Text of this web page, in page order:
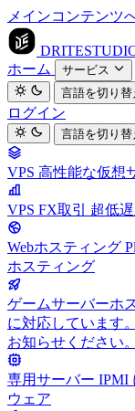
メインコンテンツ
ホーム
サービス
言語を切り替
ログイン
言語を切り替
VPS 高性能な仮想
VPS FX取引 超低
Webホスティング
ホスティング
ゲームサーバーホ
に対応しています
お知らせください。
専用サーバー IPMI
ウェア